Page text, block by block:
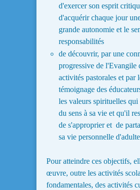
d'exercer son esprit
d'acquérir chaque jour
grande autonomie et le
responsabilités
de découvrir, par une
progressive de l'Evangile
activités pastorales et par
témoignage des
les valeurs spirituelles
du sens à sa vie et qu'il
de s'approprier et de
sa vie personnelle
Pour atteindre ces objectifs,
œuvre, outre les activités
fondamentales, des activités